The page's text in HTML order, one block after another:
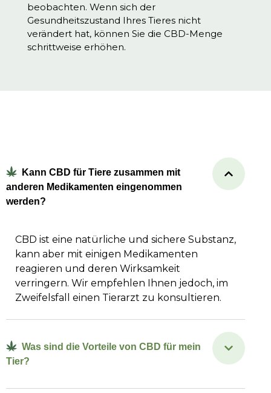
beobachten. Wenn sich der
Gesundheitszustand Ihres Tieres nicht
verändert hat, können Sie die CBD-Menge
schrittweise erhöhen.
Kann CBD für Tiere zusammen mit
anderen Medikamenten eingenommen
werden?
CBD ist eine natürliche und sichere Substanz,
kann aber mit einigen Medikamenten
reagieren und deren Wirksamkeit
verringern. Wir empfehlen Ihnen jedoch, im
Zweifelsfall einen Tierarzt zu konsultieren.
Was sind die Vorteile von CBD für mein
Tier?